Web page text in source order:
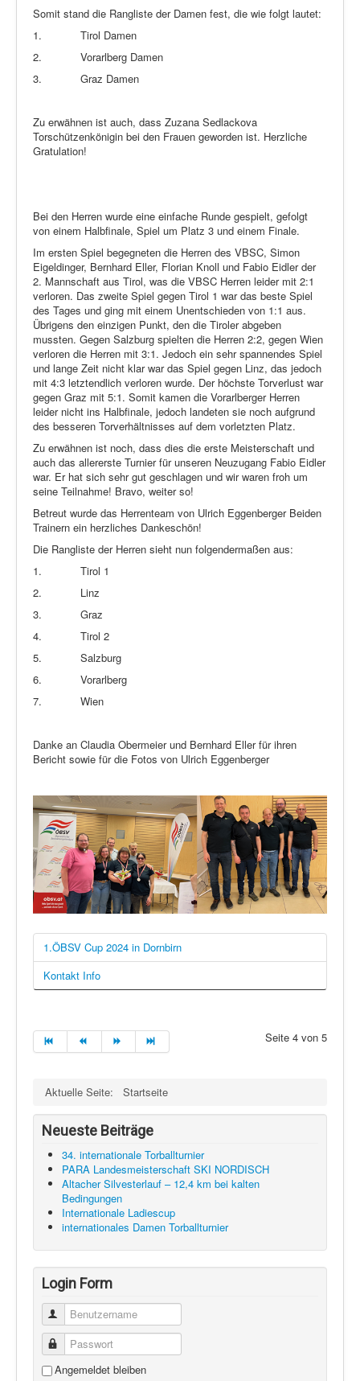
Somit stand die Rangliste der Damen fest, die wie folgt lautet:
1.
Tirol Damen
2.
Vorarlberg Damen
3.
Graz Damen
Zu erwähnen ist auch, dass Zuzana Sedlackova
Torschützenkönigin bei den Frauen geworden ist. Herzliche
Gratulation!
Bei den Herren wurde eine einfache Runde gespielt, gefolgt
von einem Halbfinale, Spiel um Platz 3 und einem Finale.
Im ersten Spiel begegneten die Herren des VBSC, Simon
Eigeldinger, Bernhard Eller, Florian Knoll und Fabio Eidler der
2. Mannschaft aus Tirol, was die VBSC Herren leider mit 2:1
verloren. Das zweite Spiel gegen Tirol 1 war das beste Spiel
des Tages und ging mit einem Unentschieden von 1:1 aus.
Übrigens den einzigen Punkt, den die Tiroler abgeben
mussten. Gegen Salzburg spielten die Herren 2:2, gegen Wien
verloren die Herren mit 3:1. Jedoch ein sehr spannendes Spiel
und lange Zeit nicht klar war das Spiel gegen Linz, das jedoch
mit 4:3 letztendlich verloren wurde. Der höchste Torverlust war
gegen Graz mit 5:1. Somit kamen die Vorarlberger Herren
leider nicht ins Halbfinale, jedoch landeten sie noch aufgrund
des besseren Torverhältnisses auf dem vorletzten Platz.
Zu erwähnen ist noch, dass dies die erste Meisterschaft und
auch das allererste Turnier für unseren Neuzugang Fabio Eidler
war. Er hat sich sehr gut geschlagen und wir waren froh um
seine Teilnahme! Bravo, weiter so!
Betreut wurde das Herrenteam von Ulrich Eggenberger Beiden
Trainern ein herzliches Dankeschön!
Die Rangliste der Herren sieht nun folgendermaßen aus:
1.
Tirol 1
2.
Linz
3.
Graz
4.
Tirol 2
5.
Salzburg
6.
Vorarlberg
7.
Wien
Danke an Claudia Obermeier und Bernhard Eller für ihren
Bericht sowie für die Fotos von Ulrich Eggenberger
1.ÖBSV Cup 2024 in Dornbirn
Kontakt Info
Seite 4 von 5
Aktuelle Seite: Startseite
Neueste Beiträge
34. internationale Torballturnier
PARA Landesmeisterschaft SKI NORDISCH
Altacher Silvesterlauf – 12,4 km bei kalten
Bedingungen
Internationale Ladiescup
internationales Damen Torballturnier
Login Form
Benutzername
Passwort
Angemeldet bleiben